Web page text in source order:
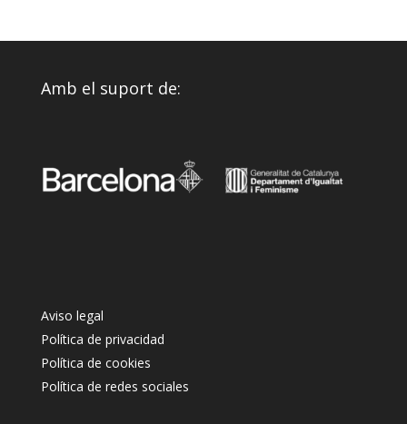
Amb el suport de:
Aviso legal
Política de privacidad
Política de cookies
Política de redes sociales